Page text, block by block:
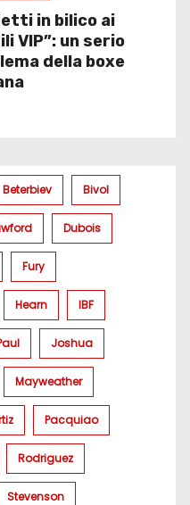
in bilico ai
VIP”: un serio
della boxe
Beterbiev Bivol
Dubois
Fury
Hearn IBF
Joshua
Mayweather
Pacquiao
Rodriguez
Stevenson